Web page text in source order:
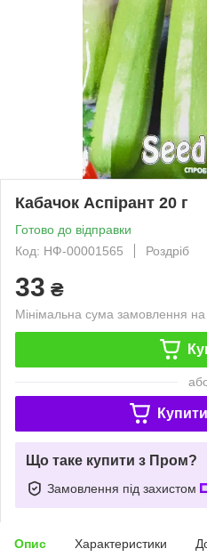
Кабачок Аспірант 20 г
Готово до відправки
Код: НФ-00001565
Роздріб
33 ₴
Мінімальна сума замовлення
Що таке купити з Пром?
Замовлення під захистом
Опис Характеристики